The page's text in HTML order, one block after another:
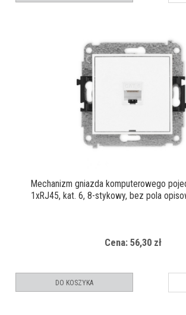
Mechanizm gniazda komputerowego
1xRJ45, kat. 6, 8-stykowy, bez pola
Cena: 56,30 zł
DO KOSZYKA